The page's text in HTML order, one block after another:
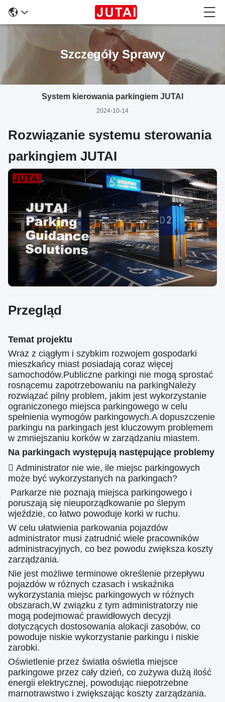
Szczegóły Sprawy
System kierowania parkingiem JUTAI
2024-10-14
Rozwiązanie systemu sterowania
parkingiem JUTAI
Przegląd
Temat projektu
Wraz z ciągłym i szybkim rozwojem gospodarki
mieszkańcy miast posiadają coraz więcej
samochodów.Publiczne parkingi nie mogą sprostać
rosnącemu zapotrzebowaniu na parkingNależy
rozwiązać pilny problem, jakim jest wykorzystanie
ograniczonego miejsca parkingowego w celu
spełnienia wymogów parkingowych.A dopuszczenie
parkingu na parkingach jest kluczowym problemem
w zmniejszaniu korków w zarządzaniu miastem.
Na parkingach występują następujące problemy
 Administrator nie wie, ile miejsc parkingowych
może być wykorzystanych na parkingach?
️ Parkarze nie poznają miejsca parkingowego i
poruszają się nieuporządkowanie po ślepym
wjeździe, co łatwo powoduje korki w ruchu.
W celu ułatwienia parkowania pojazdów
administrator musi zatrudnić wiele pracowników
administracyjnych, co bez powodu zwiększa koszty
zarządzania.
Nie jest możliwe terminowe określenie przepływu
pojazdów w różnych czasach i wskaźnika
wykorzystania miejsc parkingowych w różnych
obszarach,W związku z tym administratorzy nie
mogą podejmować prawidłowych decyzji
dotyczących dostosowania alokacji zasobów, co
powoduje niskie wykorzystanie parkingu i niskie
zarobki.
Oświetlenie przez światła oświetla miejsce
parkingowe przez cały dzień, co zużywa dużą ilość
energii elektrycznej, powodując niepotrzebne
marnotrawstwo i zwiększając koszty zarządzania.